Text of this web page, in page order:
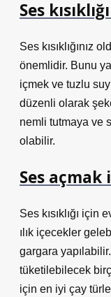
Ses
Ses kısıklığınız
önemlidir. Bunu
içmek ve tuzlu
düzenli olarak
nemli tutmaya ve
olabilir.
Ses
Ses kısıklığı
ılık içecekler
gargara
tüketilebilecek
için en iyi çay